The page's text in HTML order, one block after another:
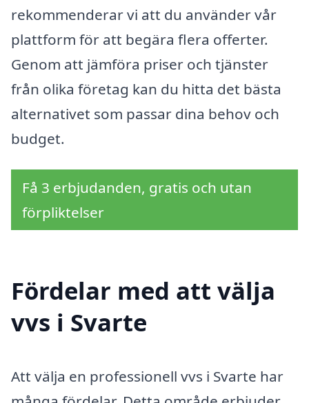
rekommenderar vi att du använder vår
plattform för att begära flera offerter.
Genom att jämföra priser och tjänster
från olika företag kan du hitta det bästa
alternativet som passar dina behov och
budget.
Få 3 erbjudanden, gratis och utan
förpliktelser
Fördelar med att välja
vvs i Svarte
Att välja en professionell vvs i Svarte har